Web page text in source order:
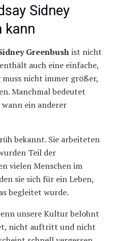
Sidney
kann
Greenbushist nicht
auch eine einfache,
nicht immer größer,
Manchmal bedeutet
ein anderer
bekannt. Sie arbeiteten
Teil der
vielen Menschen im
sie sich für ein Leben,
begleitet wurde.
unsere Kultur belohnt
nicht auftritt und nicht